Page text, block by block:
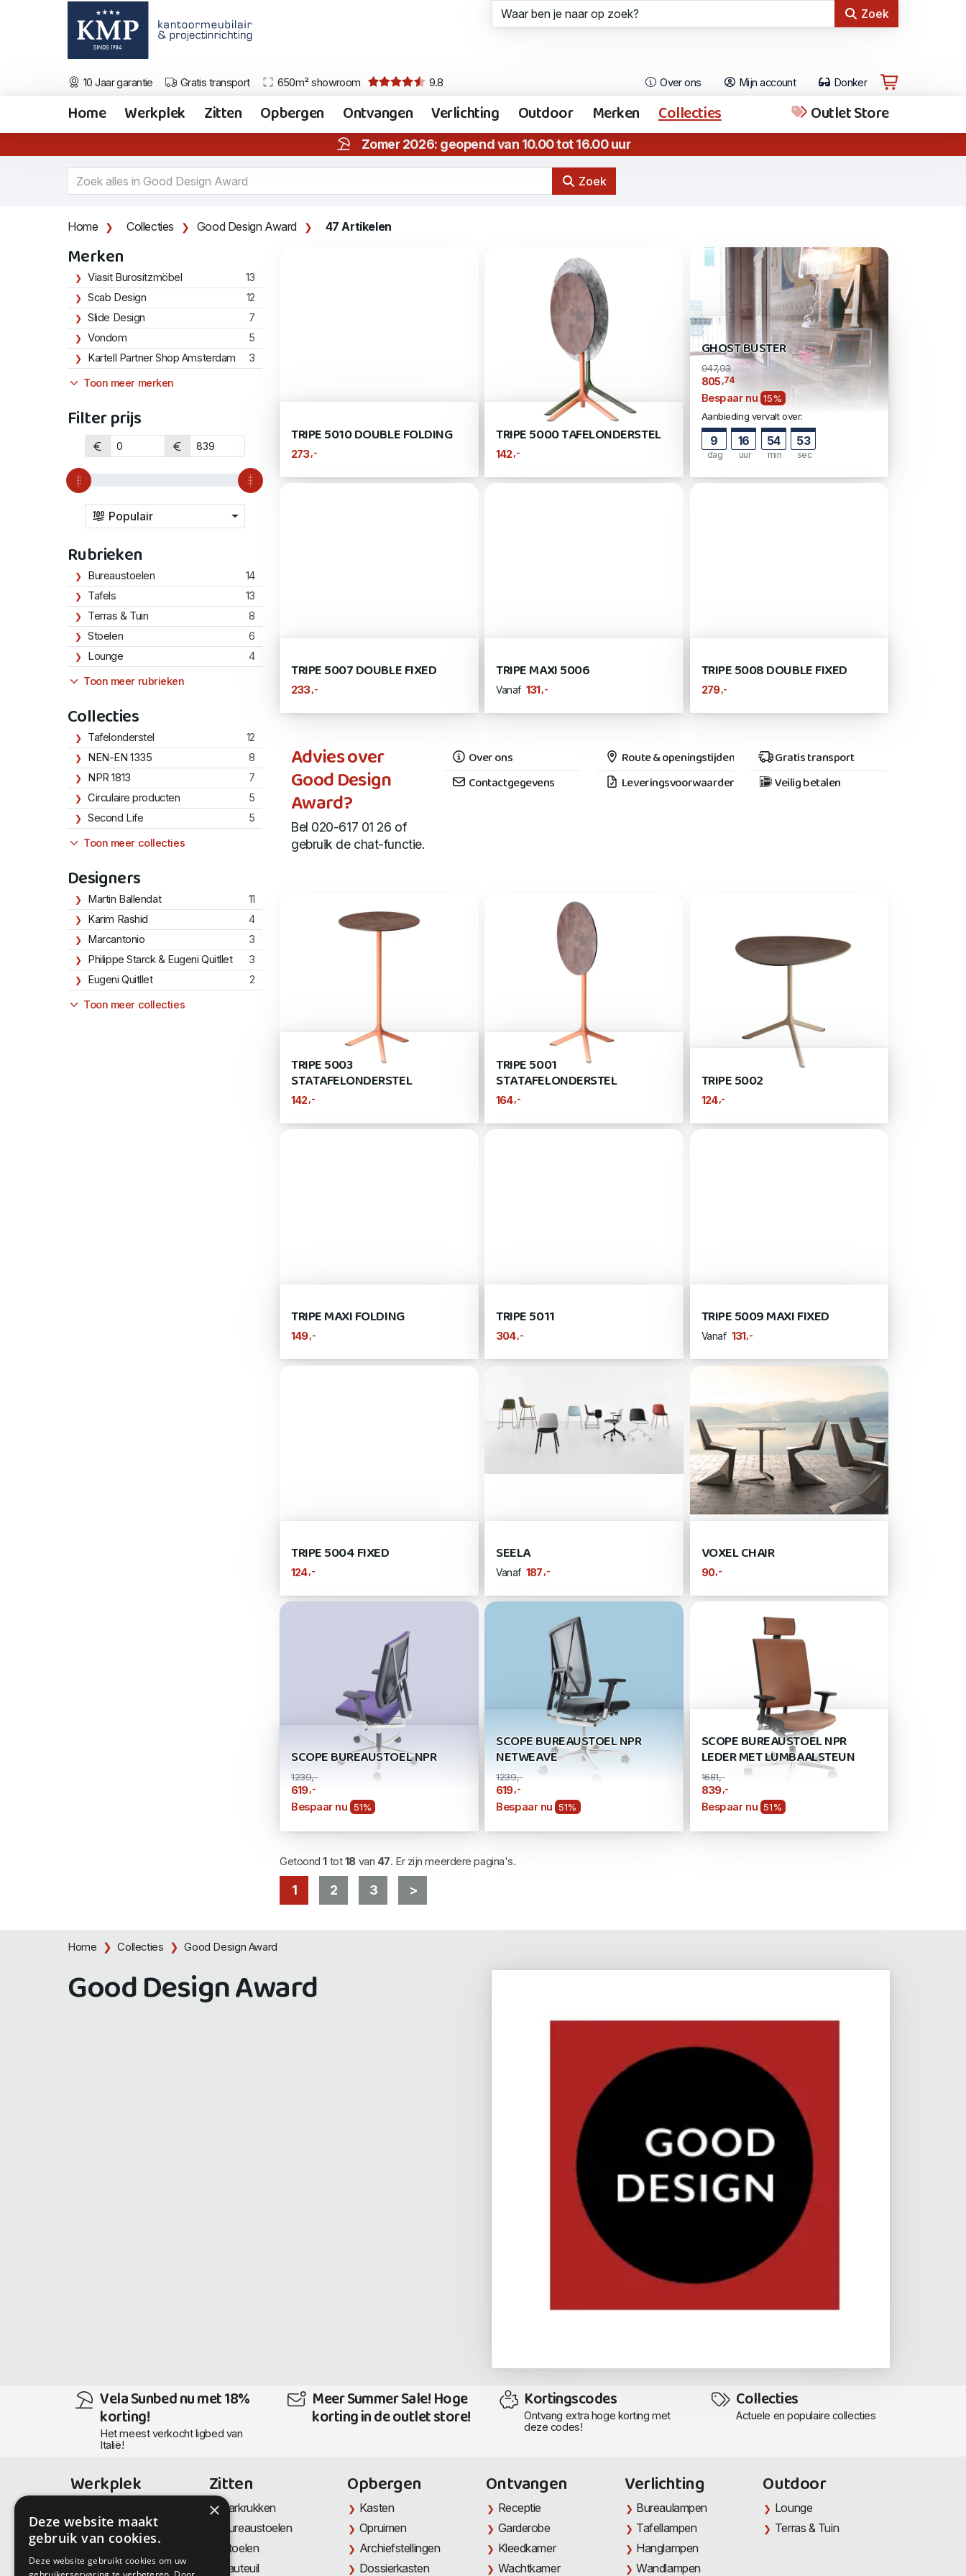
Zoek
10 Jaar garantie Gratis transport 650m² showroom 9.8 Over ons Mijn account Donker
Home Werkplek Zitten Opbergen Ontvangen Verlichting Outdoor Merken Collecties Outlet Store
Zomer 2026: geopend van 10.00 tot 16.00 uur
Zoek
Home Collecties Good Design Award 47 Artikelen
Merken
Viasit Burositzmöbel
13
Scab Design
12
Slide Design
7
Vondom
5
Kartell Partner Shop Amsterdam
3
Toon meer merken
Filter prijs
Populair
Rubrieken
Bureaustoelen
14
Tafels
13
Terras & Tuin
8
Stoelen
6
Lounge
4
Toon meer rubrieken
Collecties
Tafelonderstel
12
NEN-EN 1335
8
NPR 1813
7
Circulaire producten
5
Second Life
5
Toon meer collecties
Designers
Martin Ballendat
11
Karim Rashid
4
Marcantonio
3
Philippe Starck & Eugeni Quitllet
3
Eugeni Quitllet
2
Toon meer collecties
TRIPE 5010 DOUBLE FOLDING
273,-
TRIPE 5000 TAFELONDERSTEL
142,-
GHOST BUSTER
947,93
805 ,74
Bespaar nu 15%
Aanbieding vervalt over:
9
dag
16
uur
54
min
52
sec
TRIPE 5007 DOUBLE FIXED
233 ,-
TRIPE MAXI 5006
Vanaf 131 ,-
TRIPE 5008 DOUBLE FIXED
279 ,-
Advies over
Good Design
Award?
Bel 020-617 01 26 of
gebruik de chat-functie.
Over ons
Contactgegevens
Route & openingstijden
Leveringsvoorwaarden
Gratis transport
Veilig betalen
TRIPE 5003
STATAFELONDERSTEL
142,-
TRIPE 5001
STATAFELONDERSTEL
164,-
TRIPE 5002
124 ,-
TRIPE MAXI FOLDING
149 ,-
TRIPE 5011
304 ,-
TRIPE 5009 MAXI FIXED
Vanaf 131 ,-
TRIPE 5004 FIXED
124,-
SEELA
Vanaf 187 ,-
VOXEL CHAIR
90,-
SCOPE BUREAUSTOEL NPR
1239,-
619,-
Bespaar nu 51%
SCOPE BUREAUSTOEL NPR
NETWEAVE
1239,-
619,-
Bespaar nu 51%
SCOPE BUREAUSTOEL NPR
LEDER MET LUMBAALSTEUN
1681,-
839 ,-
Bespaar nu 51%
Getoond1 tot18van 47. Er zijn meerdere pagina's.
1 2 3 >
Home Collecties Good Design Award
Good Design Award
Vela Sunbed nu met 18%
korting!
Het meest verkocht ligbed van
Italië!
Meer Summer Sale! Hoge
korting in de outlet store!
Kortingscodes
Ontvang extra hoge korting met
deze codes!
Collecties
Actuele en populaire collecties
Werkplek
Thuiswerkplek
Directiemeubilair
Zitten
Barkrukken
Bureaustoelen
Stoelen
Fauteuil
Opbergen
Kasten
Opruimen
Archiefstellingen
Dossierkasten
Ontvangen
Receptie
Garderobe
Kleedkamer
Wachtkamer
Verlichting
Bureaulampen
Tafellampen
Hanglampen
Wandlampen
Outdoor
Lounge
Terras & Tuin
×
Deze website maakt
gebruik van cookies.
Deze website gebruikt cookies om uw